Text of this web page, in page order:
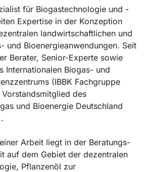
für Biogastechnologie und -
Expertise in der Konzeption
landwirtschaftlichen und
und Bioenergieanwendungen. Seit
Berater, Senior-Experte sowie
Internationalen Biogas- und
(IBBK Fachgruppe
des
und Bioenergie Deutschland
Arbeit liegt in der Beratungs-
auf dem Gebiet der dezentralen
Pflanzenöl zur